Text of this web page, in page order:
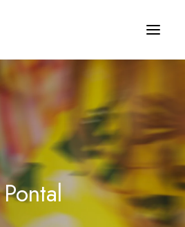
Pontal